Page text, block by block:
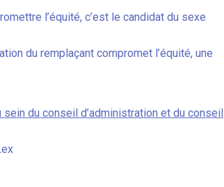
l’équité, c’est le candidat du sexe
du remplaçant compromet l’équité, une
du conseil d’administration et du conseil